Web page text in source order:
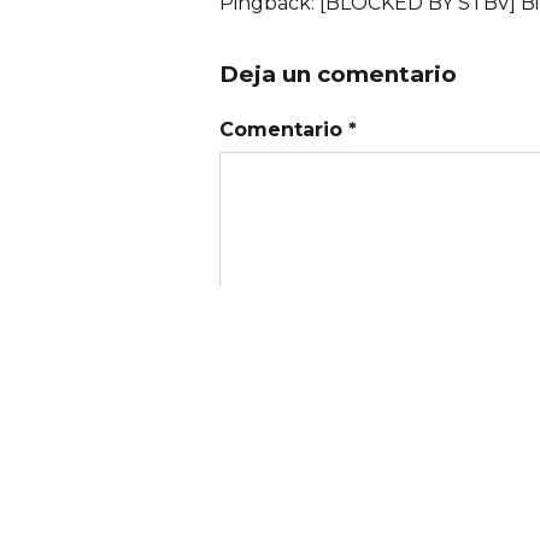
Deja un comentario
Comentario *